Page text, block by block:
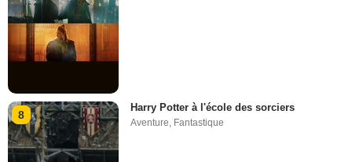
8
Harry Potter à l'école des sorciers
Aventure, Fantastique